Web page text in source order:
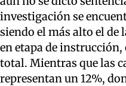
investigación se
siendo el más alto el de
en etapa de
total. Mientras que las
representan un 12%,